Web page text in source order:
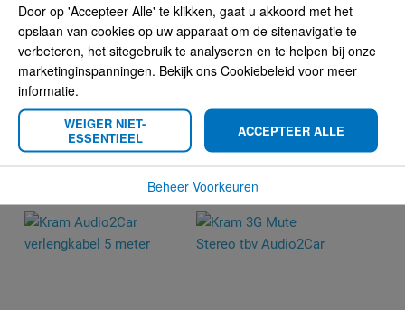
Kram Audio2Car
verlengkabel 1¼ meter
€ 19,95
Kram Audio2Car
verlengkabel 2½ meter
€ 24,95
Door op 'Accepteer Alle' te klikken, gaat u akkoord met het
opslaan van cookies op uw apparaat om de sitenavigatie te
verbeteren, het sitegebruik te analyseren en te helpen bij onze
marketinginspanningen. Bekijk ons Cookiebeleid voor meer
informatie.
WEIGER NIET-
ESSENTIEEL
ACCEPTEER ALLE
Beheer Voorkeuren